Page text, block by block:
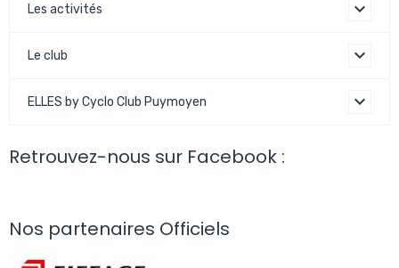
Les activités
Le club
ELLES by Cyclo Club Puymoyen
Retrouvez-nous sur Facebook :
Nos partenaires Officiels